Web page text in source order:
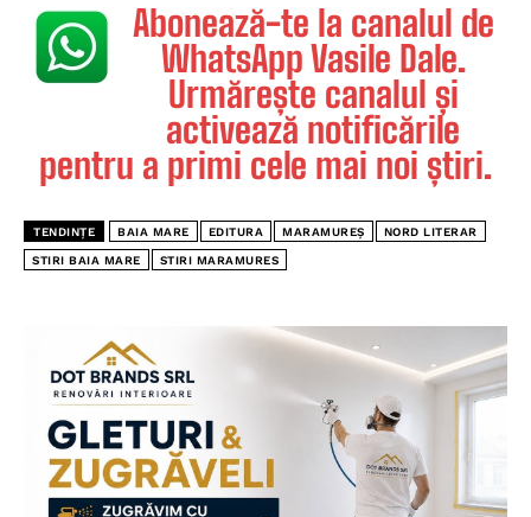
Abonează-te la canalul de
WhatsApp Vasile Dale.
Urmărește canalul și
activează notificările
pentru a primi cele mai noi știri.
TENDINȚE BAIA MARE EDITURA MARAMUREȘ NORD LITERAR
STIRI BAIA MARE STIRI MARAMURES